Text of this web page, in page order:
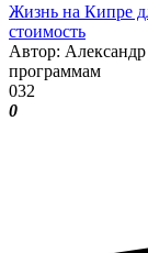
Жизнь на Кипре
стоимость
Автор:
программам
032
0